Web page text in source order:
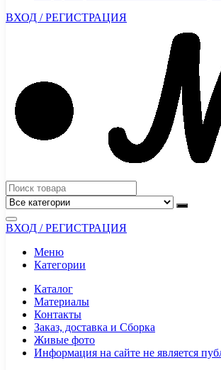
ВХОД / РЕГИСТРАЦИЯ
ВХОД / РЕГИСТРАЦИЯ
Меню
Категории
Каталог
Материалы
Контакты
Заказ, доставка и Сборка
Живые фото
Информация на сайте не является